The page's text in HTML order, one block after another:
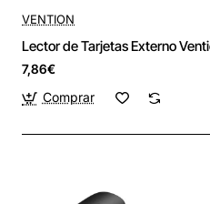
VENTION
Lector de Tarjetas Externo
7,86€
Comprar